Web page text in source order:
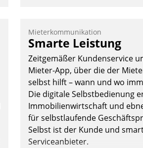
Allein mit der Einführung einer
Software ist es nicht getan. Die
Digitalisierung erfordert von
Unternehmen die
überprüfen, zu hinterfragen
verändern.
Mieterkommunikation
Smarte Leistung
Zeitgemäßer Kundenservice
Mieter-App, über die der
selbst hilft – wann und wo
Die digitale Selbstbedienung
Immobilienwirtschaft und
für selbstlaufende
Selbst ist der Kunde und
Serviceanbieter.